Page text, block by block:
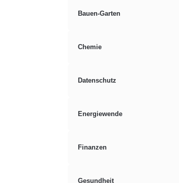
Bauen-Garten
Chemie
Datenschutz
Energiewende
Finanzen
Gesundheit